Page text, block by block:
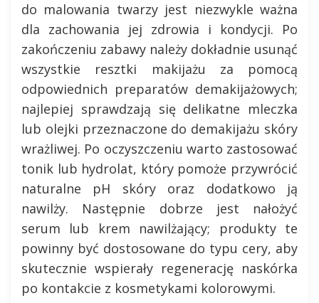
do malowania twarzy jest niezwykle ważna
dla zachowania jej zdrowia i kondycji. Po
zakończeniu zabawy należy dokładnie usunąć
wszystkie resztki makijażu za pomocą
odpowiednich preparatów demakijażowych;
najlepiej sprawdzają się delikatne mleczka
lub olejki przeznaczone do demakijażu skóry
wrażliwej. Po oczyszczeniu warto zastosować
tonik lub hydrolat, który pomoże przywrócić
naturalne pH skóry oraz dodatkowo ją
nawilży. Następnie dobrze jest nałożyć
serum lub krem nawilżający; produkty te
powinny być dostosowane do typu cery, aby
skutecznie wspierały regenerację naskórka
po kontakcie z kosmetykami kolorowymi.